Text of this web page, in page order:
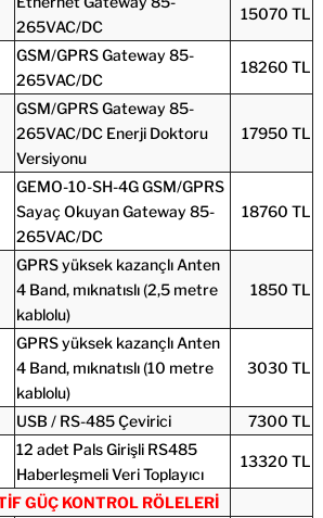
265VAC/DC
15070 TL
GSM/GPRS Gateway 85-
265VAC/DC
18260 TL
GSM/GPRS Gateway 85-
265VAC/DC Enerji Doktoru
Versiyonu
17950 TL
GEMO-10-SH-4G GSM/GPRS
Sayaç Okuyan Gateway 85-
265VAC/DC
18760 TL
GPRS yüksek kazançlı Anten
4 Band, mıknatıslı (2,5 metre
kablolu)
1850 TL
GPRS yüksek kazançlı Anten
4 Band, mıknatıslı (10 metre
kablolu)
3030 TL
USB / RS-485 Çevirici 7300 TL
12 adet Pals Girişli RS485
Haberleşmeli Veri Toplayıcı
13320 TL
GÜÇ KONTROL RÖLELERİ